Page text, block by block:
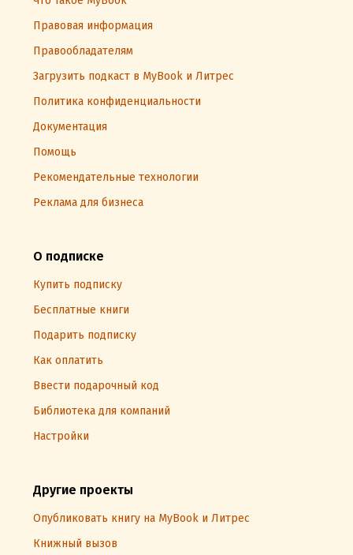
Правовая информация
Правообладателям
Загрузить подкаст в MyBook и Литрес
Политика конфиденциальности
Документация
Помощь
Рекомендательные технологии
Реклама для бизнеса
О подписке
Купить подписку
Бесплатные книги
Подарить подписку
Как оплатить
Ввести подарочный код
Библиотека для компаний
Настройки
Другие проекты
Опубликовать книгу на MyBook и Литрес
Книжный вызов